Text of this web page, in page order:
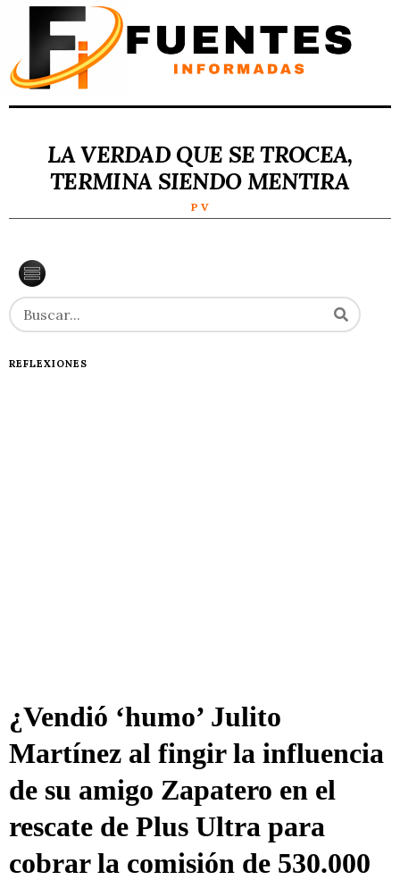
LA VERDAD QUE SE TROCEA,
TERMINA SIENDO MENTIRA
P V
REFLEXIONES
¿Vendió ‘humo’ Julito
Martínez al fingir la influencia
de su amigo Zapatero en el
rescate de Plus Ultra para
cobrar la comisión de 530.000